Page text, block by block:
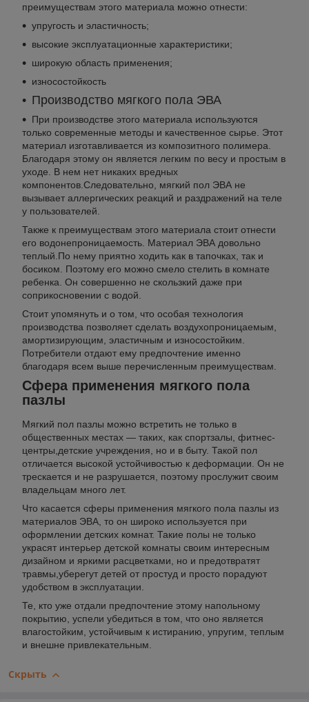
преимуществам этого материала можно отнести:
упругость и эластичность;
высокие эксплуатационные характеристики;
широкую область применения;
износостойкость
Производство мягкого пола ЭВА
При производстве этого материала используются
только современные методы и качественное сырье. Этот
материал изготавливается из композитного полимера.
Благодаря этому он является легким по весу и простым в
уходе. В нем нет никаких вредных
компонентов.Следовательно, мягкий пол ЭВА не
вызывает аллергических реакций и раздражений на теле
у пользователей.
Также к преимуществам этого материала стоит отнести
его водонепроницаемость. Материал ЭВА довольно
теплый.По нему приятно ходить как в тапочках, так и
босиком. Поэтому его можно смело стелить в комнате
ребенка. Он совершенно не скользкий даже при
соприкосновении с водой.
Стоит упомянуть и о том, что особая технология
производства позволяет сделать воздухопроницаемым,
амортизирующим, эластичным и износостойким.
Потребители отдают ему предпочтение именно
благодаря всем выше перечисленным преимуществам.
Сфера применения мягкого пола
пазлы
Мягкий пол пазлы можно встретить не только в
общественных местах — таких, как спортзалы, фитнес-
центры,детские учреждения, но и в быту. Такой пол
отличается высокой устойчивостью к деформации. Он не
трескается и не разрушается, поэтому прослужит своим
владельцам много лет.
Что касается сферы применения мягкого пола пазлы из
материалов ЭВА, то он широко используется при
оформлении детских комнат. Такие полы не только
украсят интерьер детской комнаты своим интересным
дизайном и яркими расцветками, но и предотвратят
травмы,уберегут детей от простуд и просто порадуют
удобством в эксплуатации.
Те, кто уже отдали предпочтение этому напольному
покрытию, успели убедиться в том, что оно является
влагостойким, устойчивым к истиранию, упругим, теплым
и внешне привлекательным.
Скрыть